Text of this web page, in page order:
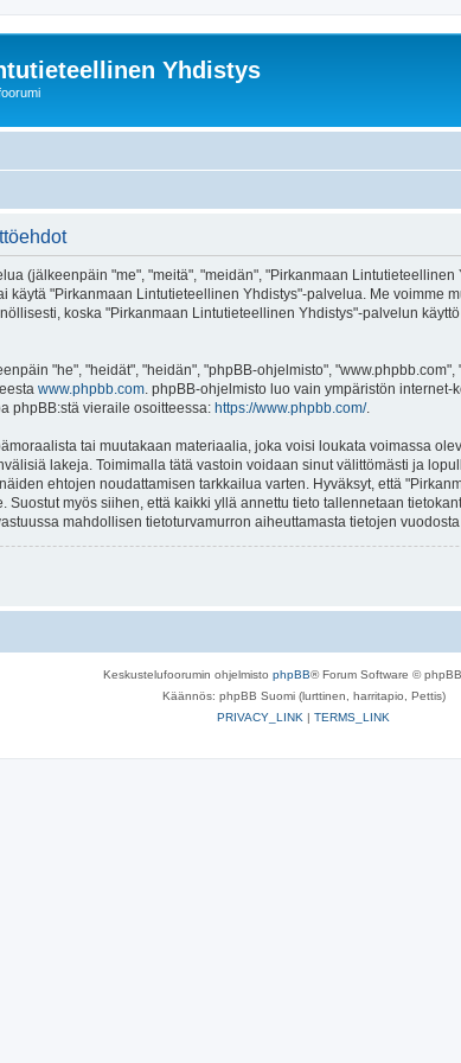
Yhdistys
(jälkeenpäin "me", "meitä", "meidän", "Pirkanmaan
käytä "Pirkanmaan Lintutieteellinen Yhdistys"-palvelua. Me voimme
koska "Pirkanmaan Lintutieteellinen Yhdistys"-palvelun
"he", "heidät", "heidän", "phpBB-ohjelmisto",
www.phpbb.com . phpBB-ohjelmisto luo vain ympäristön
phpBB:stä vieraile osoitteessa: https://www.phpbb.com/.
tai muutakaan materiaalia, joka voisi loukata voimassa
lakeja. Toimimalla tätä vastoin voidaan sinut välittömästi ja
ehtojen noudattamisen tarkkailua varten. Hyväksyt, että
myös siihen, että kaikki yllä annettu tieto tallennetaan
mahdollisen tietoturvamurron aiheuttamasta tietojen
Keskustelufoorumin ohjelmisto phpBB® Forum Software ©
Käännös: phpBB Suomi (lurttinen, harritapio, Pettis)
PRIVACY_LINK | TERMS_LINK